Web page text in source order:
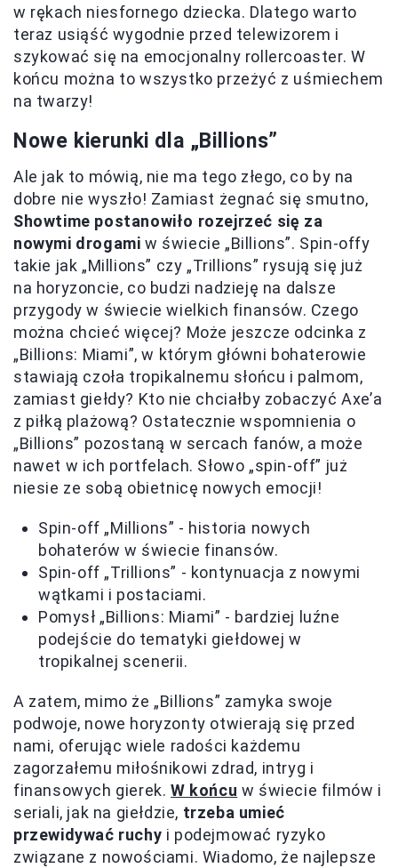
w rękach niesfornego dziecka. Dlatego warto
teraz usiąść wygodnie przed telewizorem i
szykować się na emocjonalny rollercoaster. W
końcu można to wszystko przeżyć z uśmiechem
na twarzy!
Nowe kierunki dla „Billions”
Ale jak to mówią, nie ma tego złego, co by na
dobre nie wyszło! Zamiast żegnać się smutno,
Showtime postanowiło rozejrzeć się za
nowymi drogami w świecie „Billions”. Spin-offy
takie jak „Millions” czy „Trillions” rysują się już
na horyzoncie, co budzi nadzieję na dalsze
przygody w świecie wielkich finansów. Czego
można chcieć więcej? Może jeszcze odcinka z
„Billions: Miami”, w którym główni bohaterowie
stawiają czoła tropikalnemu słońcu i palmom,
zamiast giełdy? Kto nie chciałby zobaczyć Axe’a
z piłką plażową? Ostatecznie wspomnienia o
„Billions” pozostaną w sercach fanów, a może
nawet w ich portfelach. Słowo „spin-off” już
niesie ze sobą obietnicę nowych emocji!
Spin-off „Millions” - historia nowych
bohaterów w świecie finansów.
Spin-off „Trillions” - kontynuacja z nowymi
wątkami i postaciami.
Pomysł „Billions: Miami” - bardziej luźne
podejście do tematyki giełdowej w
tropikalnej scenerii.
A zatem, mimo że „Billions” zamyka swoje
podwoje, nowe horyzonty otwierają się przed
nami, oferując wiele radości każdemu
zagorzałemu miłośnikowi zdrad, intryg i
finansowych gierek.W końcu w świecie filmów i
seriali, jak na giełdzie, trzeba umieć
przewidywać ruchy i podejmować ryzyko
związane z nowościami. Wiadomo, że najlepsze